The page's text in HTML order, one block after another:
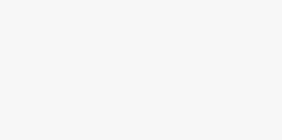
Qb1ebGeOfZ8?